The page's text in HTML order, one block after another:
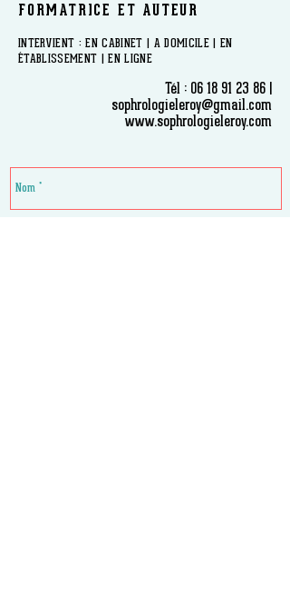
FORMATRICE ET AUTEUR
​INTERVIENT : EN CABINET | A DOMICILE | EN
ÉTABLISSEMENT | EN LIGNE
Tél : 06 18 91 23 86
sophrologieleroy@gmail.com
www.sophrologieleroy.com